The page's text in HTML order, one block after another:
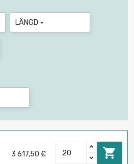
LÄNGD 
3 617,50 € 